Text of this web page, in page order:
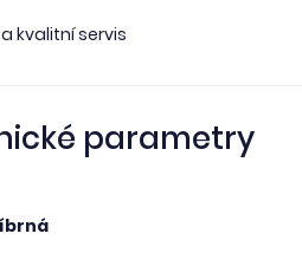
kvalitní servis
parametry